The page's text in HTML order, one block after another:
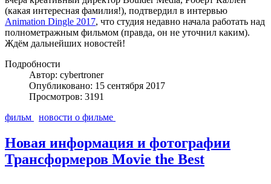
(какая интересная фамилия!), подтвердил в интервью
Animation Dingle 2017, что студия недавно начала работать над
полнометражным фильмом (правда, он не уточнил каким).
Ждём дальнейших новостей!
Подробности
Автор: cybertroner
Опубликовано: 15 сентября 2017
Просмотров: 3191
фильм
новости о фильме
Новая информация и фотографии
Трансформеров Movie the Best